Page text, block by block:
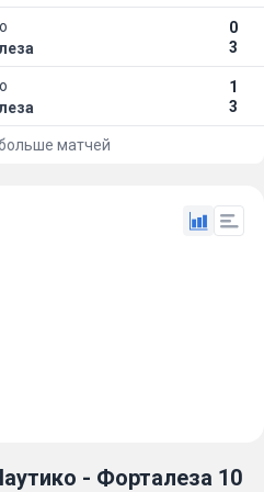
0
3
1
3
матчей
- Форталеза 10